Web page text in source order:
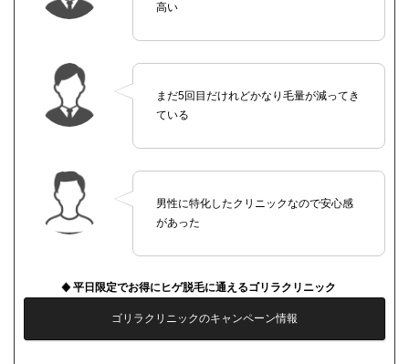
高い
まだ5回目だけれどかなり毛量が減ってき
ている
男性に特化したクリニックなので安心感
があった
平日限定でお得にヒゲ脱毛に通えるゴリラクリニック
ゴリラクリニックのキャンペーン情報